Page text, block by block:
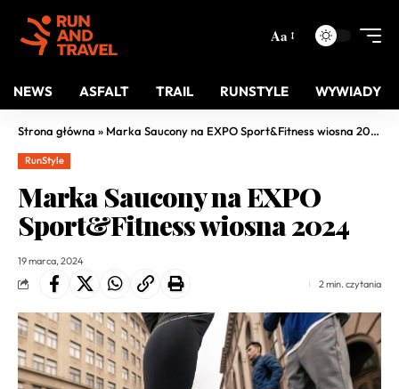
Aa
NEWS ASFALT TRAIL RUNSTYLE WYWIADY
Strona główna » Marka Saucony na EXPO Sport&Fitness wiosna 2024
RunStyle
Marka Saucony na EXPO
Sport&Fitness wiosna 2024
19 marca, 2024
2 min. czytania